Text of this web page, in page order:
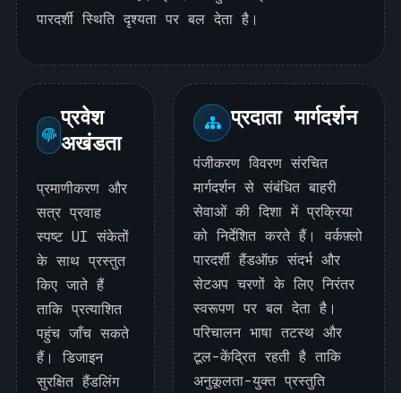
पारदर्शी स्थिति दृश्यता पर बल देता है।
प्रवेश
अखंडता
प्रमाणीकरण और
सत्र प्रवाह
स्पष्ट UI संकेतों
के साथ प्रस्तुत
किए जाते हैं
ताकि प्रत्याशित
पहुंच जाँच सकते
हैं। डिजाइन
सुरक्षित हैंडलिंग
प्रदाता मार्गदर्शन
पंजीकरण विवरण संरचित
मार्गदर्शन से संबंधित बाहरी
सेवाओं की दिशा में प्रक्रिया
को निर्देशित करते हैं। वर्कफ़्लो
पारदर्शी हैंडऑफ़ संदर्भ और
सेटअप चरणों के लिए निरंतर
स्वरूपण पर बल देता है।
परिचालन भाषा तटस्थ और
टूल-केंद्रित रहती है ताकि
अनुकूलता-युक्त प्रस्तुति